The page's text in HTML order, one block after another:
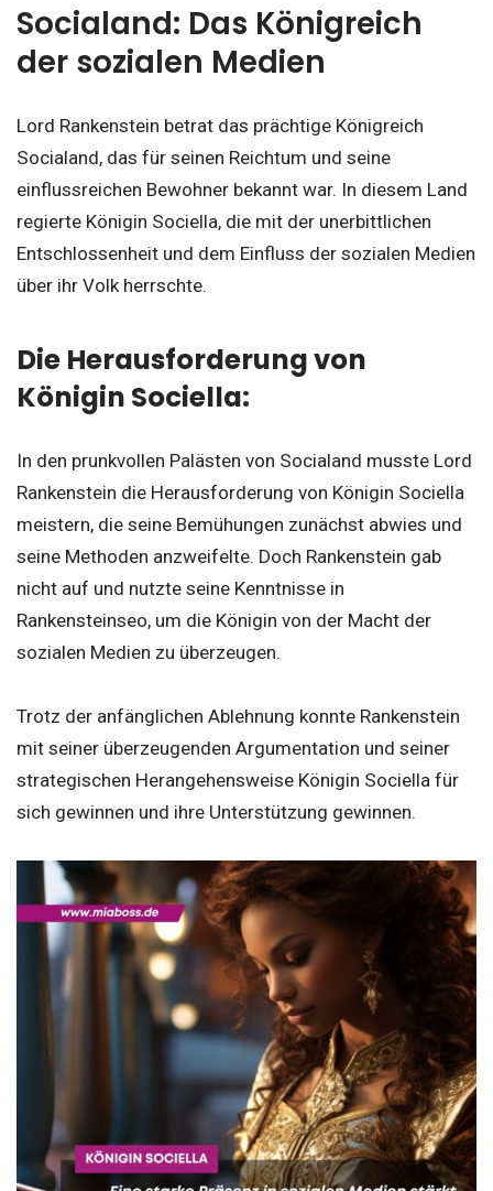
Socialand: Das Königreich
der sozialen Medien
Lord Rankenstein betrat das prächtige Königreich
Socialand, das für seinen Reichtum und seine
einflussreichen Bewohner bekannt war. In diesem Land
regierte Königin Sociella, die mit der unerbittlichen
Entschlossenheit und dem Einfluss der sozialen Medien
über ihr Volk herrschte.
Die Herausforderung von
Königin Sociella:
In den prunkvollen Palästen von Socialand musste Lord
Rankenstein die Herausforderung von Königin Sociella
meistern, die seine Bemühungen zunächst abwies und
seine Methoden anzweifelte. Doch Rankenstein gab
nicht auf und nutzte seine Kenntnisse in
Rankensteinseo, um die Königin von der Macht der
sozialen Medien zu überzeugen.
Trotz der anfänglichen Ablehnung konnte Rankenstein
mit seiner überzeugenden Argumentation und seiner
strategischen Herangehensweise Königin Sociella für
sich gewinnen und ihre Unterstützung gewinnen.